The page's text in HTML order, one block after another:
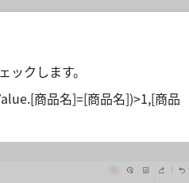
クします。
商品名]=[商品名])>1,[商品